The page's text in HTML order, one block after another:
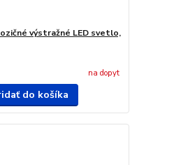
výstražné LED svetlo,
na dopyt
do košíka